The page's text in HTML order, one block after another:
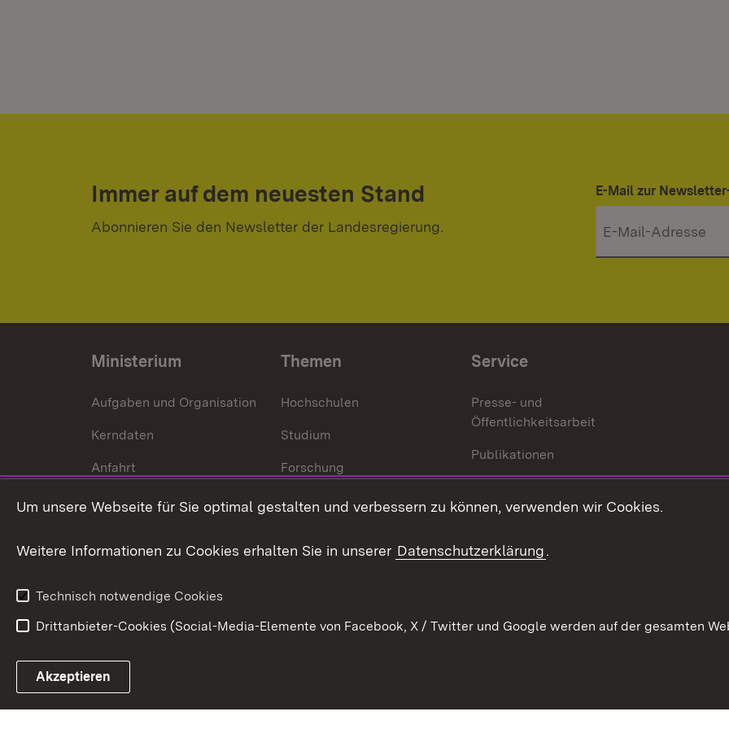
Immer auf dem neuesten Stand
Abonnieren Sie den Newsletter der Landesregierung.
E-Mail zur
Ministerium
Aufgaben und Organisation
Kerndaten
Anfahrt
Themen
Hochschulen
Studium
Forschung
Internationales
Service
Presse- und
Öffentlichkeitsarbeit
Publikationen
Mediathek
Ausschreibungen
Link zum Landesportal
Um unsere Webseite für Sie optimal gestalten und verbessern zu können, verwenden wir Cookies.
Weitere Informationen zu Cookies erhalten Sie in unserer Datenschutzerklärung.
Technisch notwendige Cookies
Drittanbieter-Cookies (Social-Media-Elemente von Facebook, X / Twitter und Google werden auf der gesamten
Akzeptieren